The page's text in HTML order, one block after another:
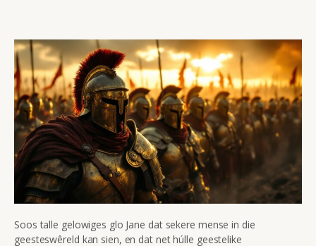
Soos talle gelowiges glo Jane dat sekere mense in die
geesteswêreld kan sien, en dat net húlle geestelike